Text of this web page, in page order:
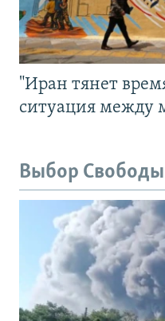
"Иран тянет
ситуация между
Выбор Свободы